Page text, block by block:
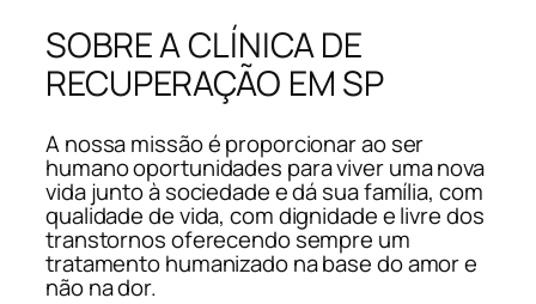
SOBRE A CLÍNICA DE
RECUPERAÇÃO EM SP
A nossa missão é proporcionar ao ser
humano oportunidades para viver uma nova
vida junto à sociedade e dá sua família, com
qualidade de vida, com dignidade e livre dos
transtornos oferecendo sempre um
tratamento humanizado na base do amor e
não na dor.